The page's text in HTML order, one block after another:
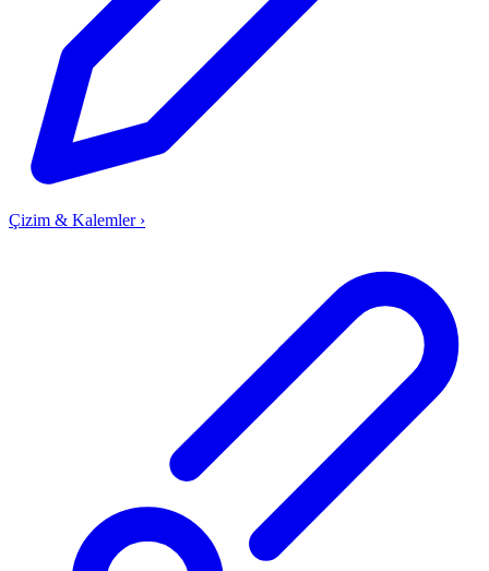
Çizim & Kalemler ›